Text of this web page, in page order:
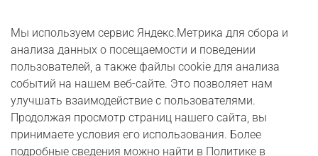
Серьги
Кольца
Колье
Браслеты
Адреса и контакты
Оплата и доставка
Digital журнал
Бонусная программа
Мы используем сервис Яндекс.Метрика для сбора и
анализа данных о посещаемости и поведении
пользователей, а также файлы cookie для анализа
событий на нашем веб-сайте. Это позволяет нам
улучшать взаимодействие с пользователями.
Продолжая просмотр страниц нашего сайта, вы
принимаете условия его использования. Более
подробные сведения можно найти в Политике в